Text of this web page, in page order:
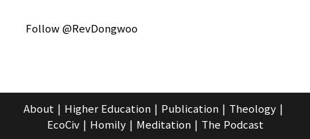
Follow @RevDongwoo
About Higher Education Publication
Theology
EcoCiv
Homily Meditation The Podcast